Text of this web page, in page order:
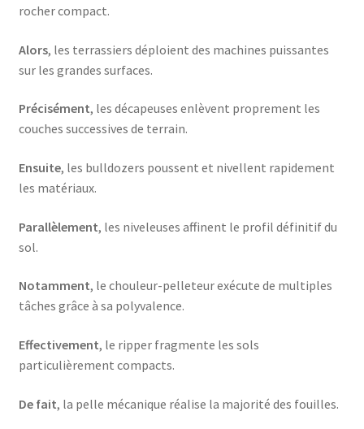
rocher compact.
Alors, les terrassiers déploient des machines puissantes
sur les grandes surfaces.
Précisément, les décapeuses enlèvent proprement les
couches successives de terrain.
Ensuite, les bulldozers poussent et nivellent rapidement
les matériaux.
Parallèlement, les niveleuses affinent le profil définitif du
sol.
Notamment, le chouleur-pelleteur exécute de multiples
tâches grâce à sa polyvalence.
Effectivement, le ripper fragmente les sols
particulièrement compacts.
De fait, la pelle mécanique réalise la majorité des fouilles.